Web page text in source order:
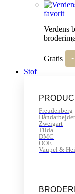
favorit
Verdens
Gratis -
Stof
Freudenberg
Zweigart
Tilda
DMC
OOE
Vaupel &